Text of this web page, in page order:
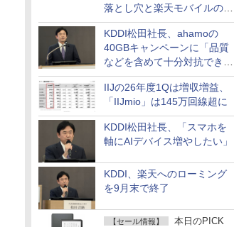
落とし穴と楽天モバイルの課
題
KDDI松田社長、ahamoの
40GBキャンペーンに「品質
などを含めて十分対抗でき
る」
IIJの26年度1Qは増収増益、
「IIJmio」は145万回線超に
KDDI松田社長、「スマホを
軸にAIデバイス増やしたい」
KDDI、楽天へのローミング
を9月末で終了
【セール情報】
本日のPICK